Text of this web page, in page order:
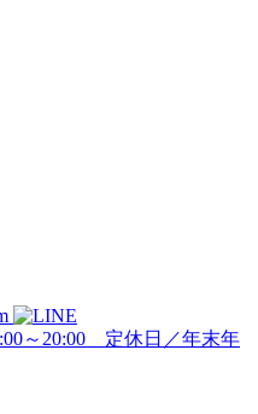
～20:00 定休日／年末年